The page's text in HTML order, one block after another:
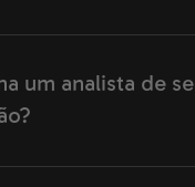
um analista de